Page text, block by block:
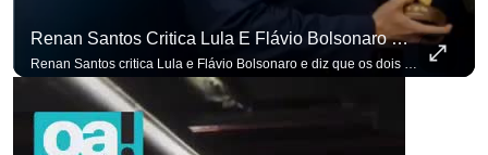
para não perder nenhuma atualização! Ouça O Antagonista nos principais
Renan Santos Critica Lula E Flávio Bolsonaro E Diz Que Os Dois São Lados Da Mesma Moeda.
Renan Santos critica Lula e Flávio Bolsonaro e diz que os dois são lados da mesma moeda. #OAntagonista Se você busca informação com credibilidade, inscreva-se agora e ative o